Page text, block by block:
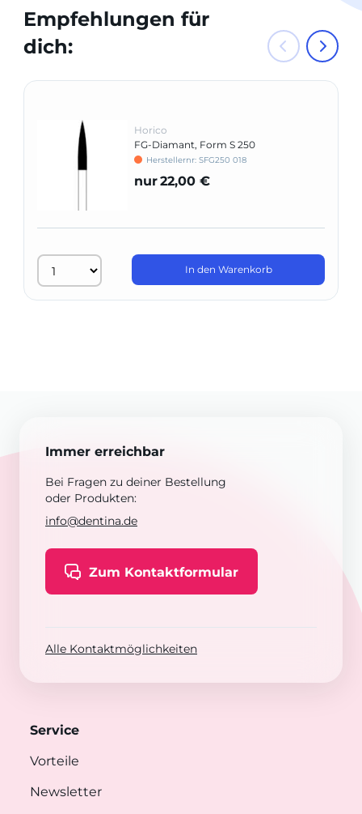
Empfehlungen für
dich:
Horico
FG-Diamant, Form S 250
Herstellernr: SFG250 018
nur22,00 €
In den Warenkorb
Immer erreichbar
Bei Fragen zu deiner Bestellung
oder Produkten:
info@dentina.de
Zum Kontaktformular
Alle Kontaktmöglichkeiten
Service
Vorteile
Newsletter